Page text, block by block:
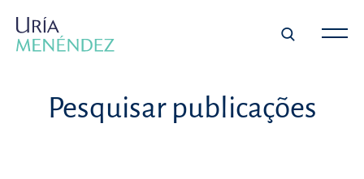
Pesquisar publicações
Filtrar resultados ×